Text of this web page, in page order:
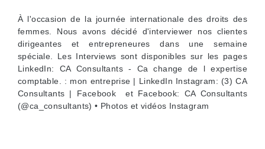
À l'occasion de la journée internationale des droits des
femmes. Nous avons décidé d'interviewer nos clientes
dirigeantes et entrepreneures dans une semaine
spéciale. Les Interviews sont disponibles sur les pages
LinkedIn: CA Consultants - Ca change de l expertise
comptable. : mon entreprise | LinkedIn Instagram: (3) CA
Consultants | Facebook et Facebook: CA Consultants
(@ca_consultants) • Photos et vidéos Instagram